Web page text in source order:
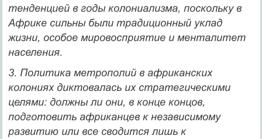
тенденцией в годы колониализма, поскольку в
Африке сильны были традици­онный уклад
жизни, особое мировосприятие и менталитет
населения.
3. Политика метрополий в африканских
колониях диктовалась их стратегиче­скими
целями: должны ли они, в конце концов,
подготовить африканцев к не­зависимому
развитию или все сводится лишь к